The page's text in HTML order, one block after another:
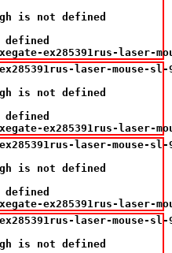
is not defined
ex285391rus-laser-
laser-mouse-sl-
is not defined
ex285391rus-laser-
laser-mouse-sl-
is not defined
ex285391rus-laser-
laser-mouse-sl-
is not defined